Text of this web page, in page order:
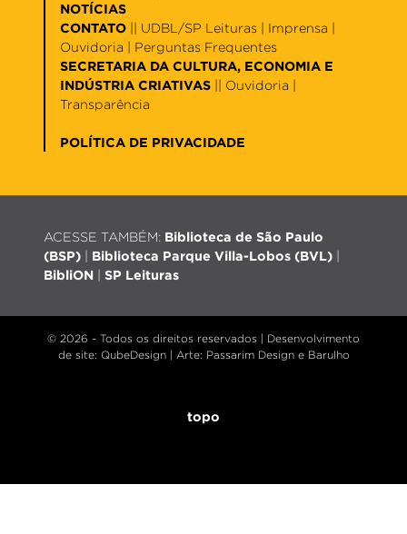
NOTÍCIAS
CONTATO
UDBL/SP Leituras Imprensa
Ouvidoria
Perguntas Frequentes
SECRETARIA DA CULTURA, ECONOMIA E
INDÚSTRIA CRIATIVAS
Ouvidoria
Transparência
POLÍTICA DE PRIVACIDADE
ACESSE TAMBÉM: Biblioteca de São Paulo
(BSP)
Biblioteca Parque Villa-Lobos (BVL)
BibliON
SP Leituras
© 2026 - Todos os direitos reservados | Desenvolvimento
de site: QubeDesign | Arte: Passarim Design e Barulho
topo